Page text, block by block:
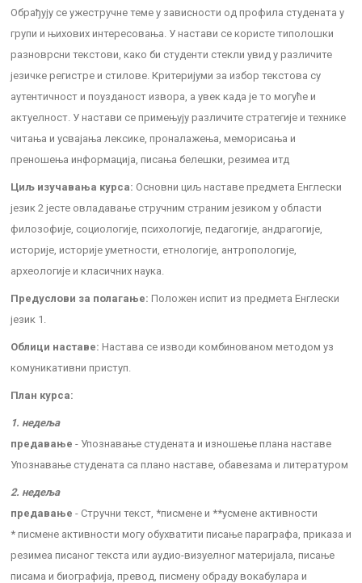
Обрађују се ужестручне теме у зависности од профила студената у
групи и њихових интересовања. У настави се користе типолошки
разноврсни текстови, како би студенти стекли увид у различите
језичке регистре и стилове. Критеријуми за избор текстова су
аутентичност и поузданост извора, а увек када је то могуће и
актуелност. У настави се примењују различите стратегије и технике
читања и усвајања лексике, проналажења, меморисања и
преношења информација, писања белешки, резимеа итд
Циљ изучавања курса: Основни циљ наставе предмета Енглески
језик 2 јесте овладавање стручним страним језиком у области
филозофије, социологије, психологије, педагогије, андрагогије,
историје, историје уметности, етнологије, антропологије,
археологије и класичних наука.
Предуслови за полагање: Положен испит из предмета Енглески
језик 1.
Облици наставе: Настава се изводи комбинованом методом уз
комуникативни приступ.
План курса:
1. недеља
предавање - Упознавање студената и изношење плана наставе
Упознавање студената са плано наставе, обавезама и литературом
2. недеља
предавање - Стручни текст, *писмене и **усмене активности
* писмене активности могу обухватити писање параграфа, приказа и
резимеа писаног текста или аудио-визуелног материјала, писање
писама и биографија, превод, писмену обраду вокабулара и